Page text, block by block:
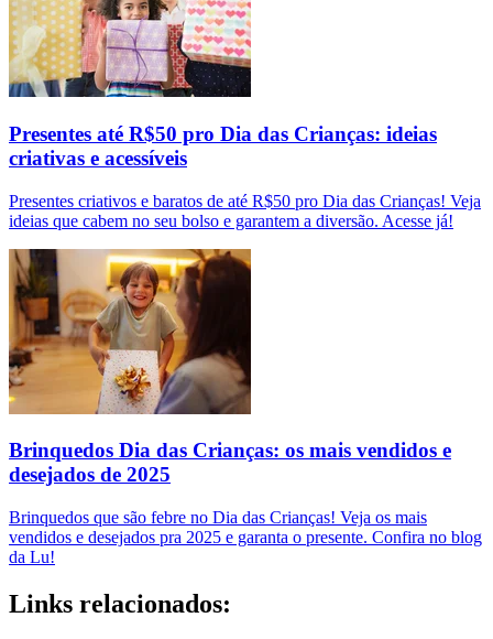
Presentes até R$50 pro Dia das Crianças: ideias
criativas e acessíveis
Presentes criativos e baratos de até R$50 pro Dia das Crianças! Veja
ideias que cabem no seu bolso e garantem a diversão. Acesse já!
Brinquedos Dia das Crianças: os mais vendidos e
desejados de 2025
Brinquedos que são febre no Dia das Crianças! Veja os mais
vendidos e desejados pra 2025 e garanta o presente. Confira no blog
da Lu!
Links relacionados: